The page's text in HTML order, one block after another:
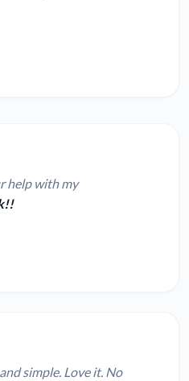
help with my
simple. Love it. No